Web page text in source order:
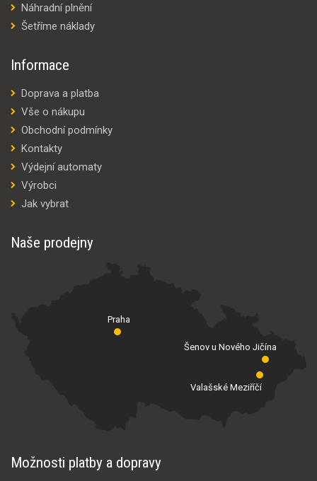
Náhradní plnění
Šetříme náklady
Informace
Doprava a platba
Vše o nákupu
Obchodní podmínky
Kontakty
Výdejní automaty
Výrobci
Jak vybrat
Naše prodejny
Praha
Valašské Meziříčí
Šenov u Nového Jičína
Možnosti platby a dopravy